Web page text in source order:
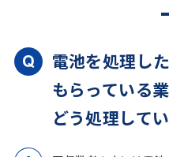
電池を処理し
もらっている
どう処理して